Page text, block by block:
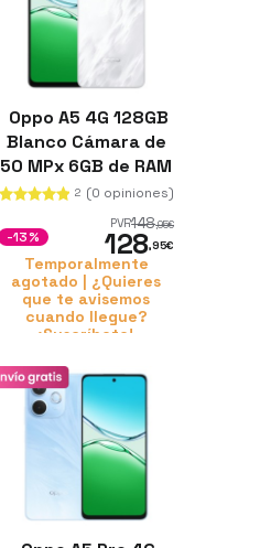
Oppo A5 4G 128GB
Blanco Cámara de
50 MPx 6GB de RAM
Carga SUPERVOOC
2 (0 opiniones)
PVR148,95€
128,95€
-13%
Temporalmente
agotado | ¿Quieres
que te avisemos
cuando llegue?
¡Suscríbete!